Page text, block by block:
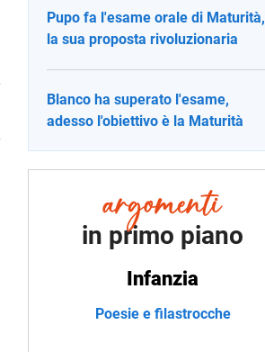
Pupo fa l'esame orale di Maturità,
la sua proposta rivoluzionaria
Blanco ha superato l'esame,
adesso l'obiettivo è la Maturità
in primo piano
Infanzia
Poesie e filastrocche